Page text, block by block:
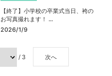
【終了】小学校の卒業式当日、袴の
お写真撮れます！ ...
2026/1/9
/ 3 次へ